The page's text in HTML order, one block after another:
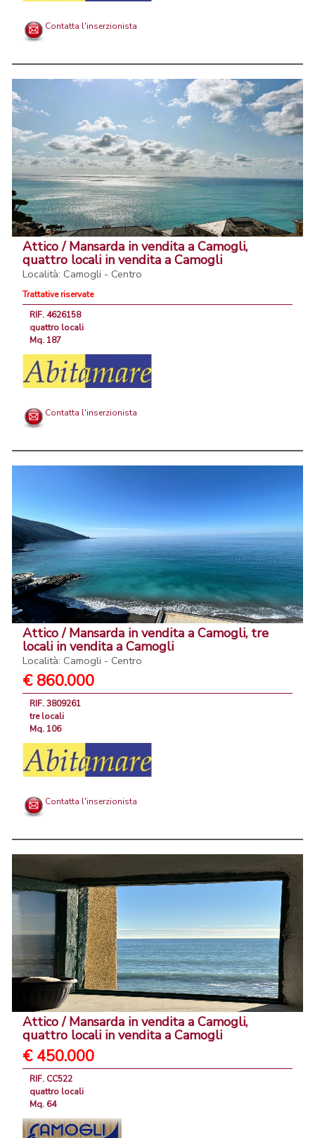
Contatta l'inserzionista
Attico / Mansarda in vendita a Camogli,
quattro locali in vendita a Camogli
Località: Camogli - Centro
Trattative riservate
RIF. 4626158
quattro locali
Mq. 187
Contatta l'inserzionista
Attico / Mansarda in vendita a Camogli, tre
locali in vendita a Camogli
Località: Camogli - Centro
€ 860.000
RIF. 3809261
tre locali
Mq. 106
Contatta l'inserzionista
Attico / Mansarda in vendita a Camogli,
quattro locali in vendita a Camogli
€ 450.000
RIF. CC522
quattro locali
Mq. 64